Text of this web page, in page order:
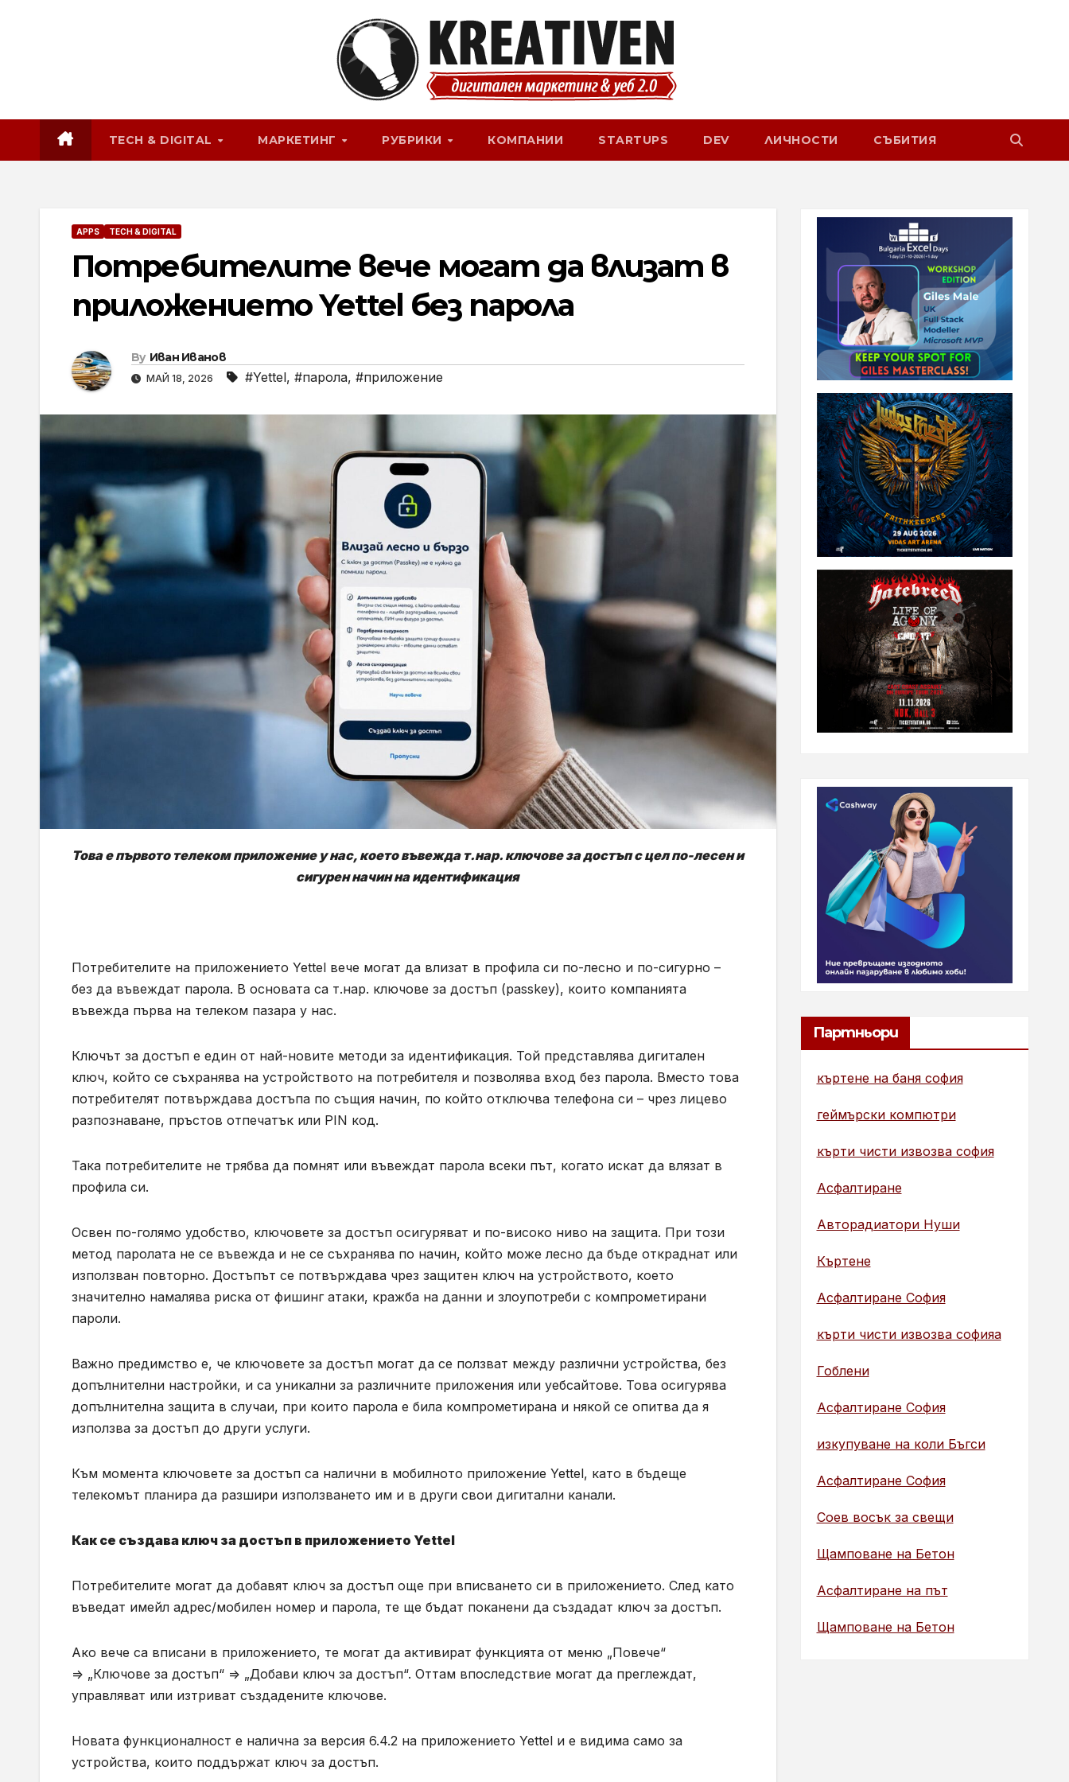
TECH & DIGITAL МАРКЕТИНГ РУБРИКИ КОМПАНИИ STARTUPS DEV ЛИЧНОСТИ СЪБИТИЯ
APPS TECH & DIGITAL
Потребителите вече могат да влизат в
приложението Yettel без парола
By Иван Иванов
МАЙ 18, 2026 #Yettel, #парола, #приложение
Това е първото телеком приложение у нас, което въвежда т.нар. ключове за достъп с цел по-лесен и
сигурен начин на идентификация
Потребителите на приложението Yettel вече могат да влизат в профила си по-лесно и по-сигурно –
без да въвеждат парола. В основата са т.нар. ключове за достъп (passkey), които компанията
въвежда първа на телеком пазара у нас.
Ключът за достъп е един от най-новите методи за идентификация. Той представлява дигитален
ключ, който се съхранява на устройството на потребителя и позволява вход без парола. Вместо това
потребителят потвърждава достъпа по същия начин, по който отключва телефона си – чрез лицево
разпознаване, пръстов отпечатък или PIN код.
Така потребителите не трябва да помнят или въвеждат парола всеки път, когато искат да влязат в
профила си.
Освен по-голямо удобство, ключовете за достъп осигуряват и по-високо ниво на защита. При този
метод паролата не се въвежда и не се съхранява по начин, който може лесно да бъде откраднат или
използван повторно. Достъпът се потвърждава чрез защитен ключ на устройството, което
значително намалява риска от фишинг атаки, кражба на данни и злоупотреби с компрометирани
пароли.
Важно предимство е, че ключовете за достъп могат да се ползват между различни устройства, без
допълнителни настройки, и са уникални за различните приложения или уебсайтове. Това осигурява
допълнителна защита в случаи, при които парола е била компрометирана и някой се опитва да я
използва за достъп до други услуги.
Към момента ключовете за достъп са налични в мобилното приложение Yettel, като в бъдеще
телекомът планира да разшири използването им и в други свои дигитални канали.
Как се създава ключ за достъп в приложението Yettel
Потребителите могат да добавят ключ за достъп още при вписването си в приложението. След като
въведат имейл адрес/мобилен номер и парола, те ще бъдат поканени да създадат ключ за достъп.
Ако вече са вписани в приложението, те могат да активират функцията от меню „Повече“
=> „Ключове за достъп“ => „Добави ключ за достъп“. Оттам впоследствие могат да преглеждат,
управляват или изтриват създадените ключове.
Новата функционалност е налична за версия 6.4.2 на приложението Yettel и е видима само за
устройства, които поддържат ключ за достъп.
Партньори
къртене на баня софия
геймърски компютри
кърти чисти извозва софия
Асфалтиране
Авторадиатори Нуши
Къртене
Асфалтиране София
кърти чисти извозва софияа
Гоблени
Асфалтиране София
изкупуване на коли Бъгси
Асфалтиране София
Соев восък за свещи
Щамповане на Бетон
Асфалтиране на път
Щамповане на Бетон